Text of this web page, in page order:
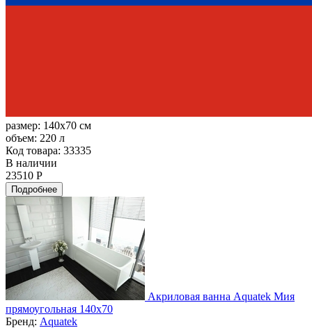
размер: 140x70 см
объем: 220 л
Код товара: 33335
В наличии
23510 Р
Подробнее
Акриловая ванна Aquatek Мия
прямоугольная 140х70
Бренд: Aquatek